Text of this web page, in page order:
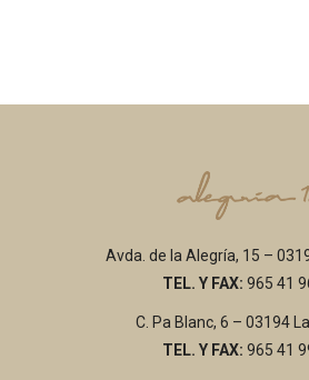
Avda. de la Alegría, 15 –
TEL. Y FAX: 965 41
C. Pa Blanc, 6 – 03194
TEL. Y FAX: 965 41